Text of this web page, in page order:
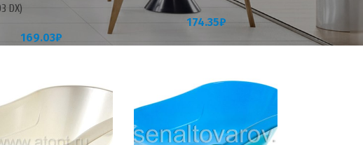
DX)
169.03₽
174.35₽